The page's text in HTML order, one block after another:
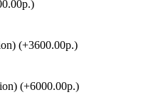
(+3600.00р.)
(+6000.00р.)